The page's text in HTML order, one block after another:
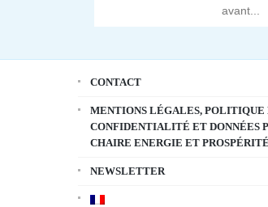
avant...
CONTACT
MENTIONS LÉGALES, POLITIQUE
CONFIDENTIALITÉ ET DONNÉES
CHAIRE ENERGIE ET PROSPÉRITÉ
NEWSLETTER